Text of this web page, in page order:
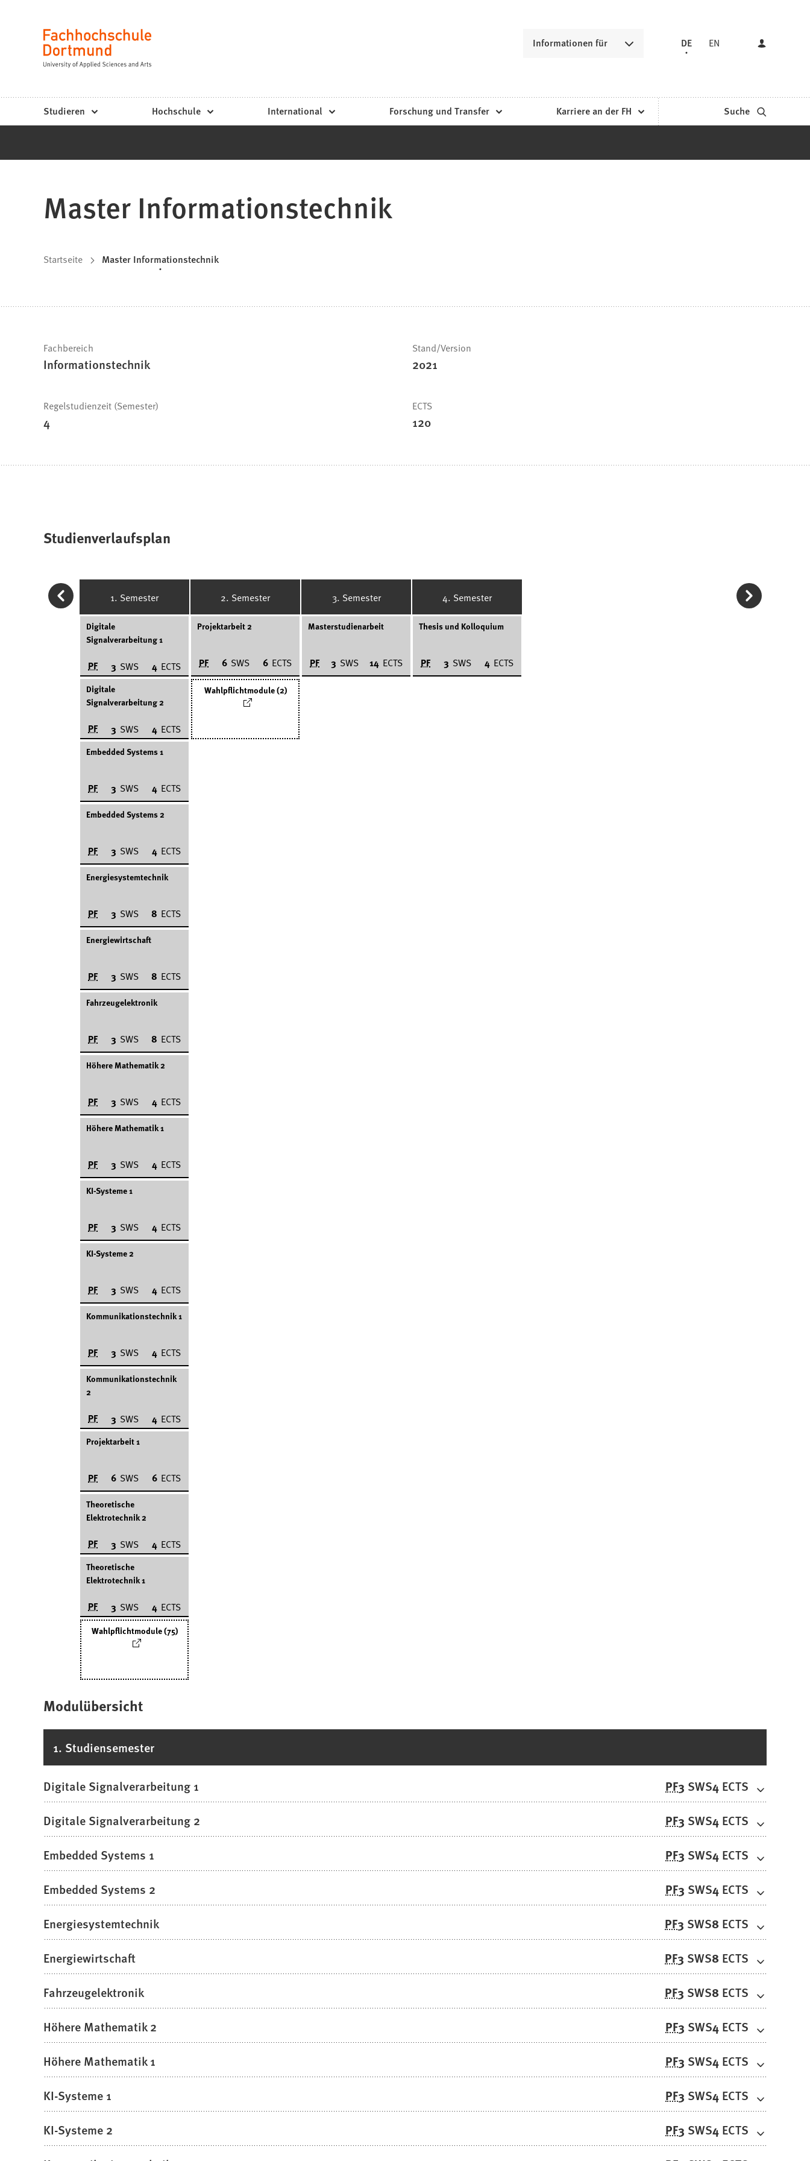
Dortmund
-
Studiengänge,
Bewerbung
Informationen für
Sprache DE EN
Studieren Hochschule International Forschung und Transfer Karriere an der FH Suche
Master Informationstechnik
Sie
sich
Startseite Master Informationstechnik
Schnelle
Fakten
Fachbereich
Informationstechnik
Stand/Version
2021
Regelstudienzeit (Semester)
4
ECTS
120
Studienverlaufsplan
1. Semester 2. Semester 3. Semester 4. Semester
Digitale
Signalverarbeitung 1
PF 3 SWS 4 ECTS
Projektarbeit 2
PF 6 SWS 6 ECTS
Masterstudienarbeit
PF 3 SWS 14 ECTS
Thesis und Kolloquium
PF 3 SWS 4 ECTS
Digitale
Signalverarbeitung 2
PF 3 SWS 4 ECTS
Wahlpflichtmodule (2)
Embedded Systems 1
PF 3 SWS 4 ECTS
Embedded Systems 2
PF 3 SWS 4 ECTS
Energiesystemtechnik
PF 3 SWS 8 ECTS
Energiewirtschaft
PF 3 SWS 8 ECTS
Fahrzeugelektronik
PF 3 SWS 8 ECTS
Höhere Mathematik 2
PF 3 SWS 4 ECTS
Höhere Mathematik 1
PF 3 SWS 4 ECTS
KI-Systeme 1
PF 3 SWS 4 ECTS
KI-Systeme 2
PF 3 SWS 4 ECTS
Kommunikationstechnik 1
PF 3 SWS 4 ECTS
Kommunikationstechnik
2
PF 3 SWS 4 ECTS
Projektarbeit 1
PF 6 SWS 6 ECTS
Theoretische
Elektrotechnik 2
PF 3 SWS 4 ECTS
Theoretische
Elektrotechnik 1
PF 3 SWS 4 ECTS
Wahlpflichtmodule (75)
Modulübersicht
1. Studiensemester
Digitale Signalverarbeitung 1 PF3 SWS4 ECTS
Digitale Signalverarbeitung 2 PF3 SWS4 ECTS
Embedded Systems 1 PF3 SWS4 ECTS
Embedded Systems 2 PF3 SWS4 ECTS
Energiesystemtechnik PF3 SWS8 ECTS
Energiewirtschaft PF3 SWS8 ECTS
Fahrzeugelektronik PF3 SWS8 ECTS
Höhere Mathematik 2 PF3 SWS4 ECTS
Höhere Mathematik 1 PF3 SWS4 ECTS
KI-Systeme 1 PF3 SWS4 ECTS
KI-Systeme 2 PF3 SWS4 ECTS